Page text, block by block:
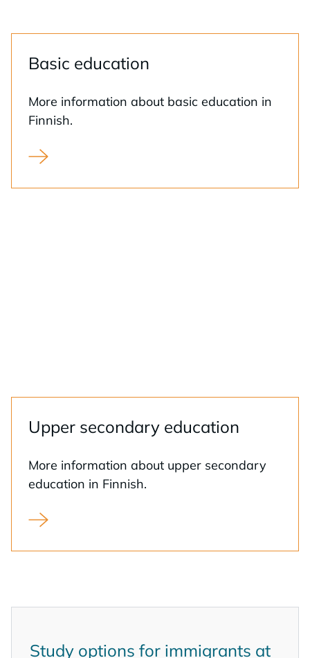
Ba­sic educa­tion
More in­for­ma­tion about ba­sic educa­tion in
Fin­nish.
Perusopetus
Up­per secon­da­ry educa­tion
More in­for­ma­tion about up­per secon­da­ry
educa­tion in Fin­nish.
Toinen aste ja laajentunut oppivelvollisuus
Stu­dy op­tions for im­mi­grants at